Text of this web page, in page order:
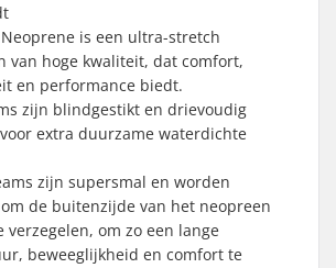
is een ultra-stretch
van hoge kwaliteit, dat comfort,
en performance biedt.
zijn blindgestikt en drievoudig
extra duurzame waterdichte
zijn supersmal en worden
de buitenzijde van het neopreen
verzegelen, om zo een lange
beweeglijkheid en comfort te